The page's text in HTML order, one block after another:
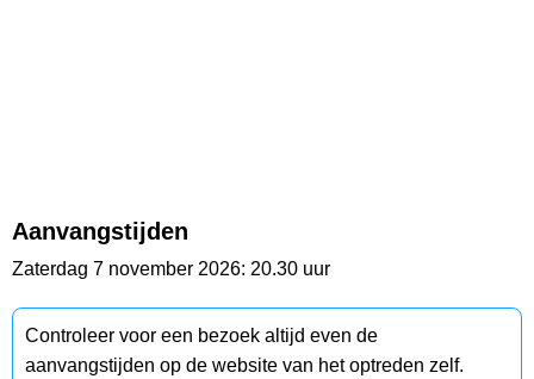
Aanvangstijden
Zaterdag 7 november 2026: 20.30 uur
Controleer voor een bezoek altijd even de
aanvangstijden op de website van het optreden zelf.